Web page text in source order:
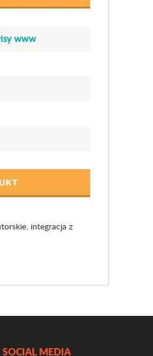
www
integracja z
SOCIAL MEDIA